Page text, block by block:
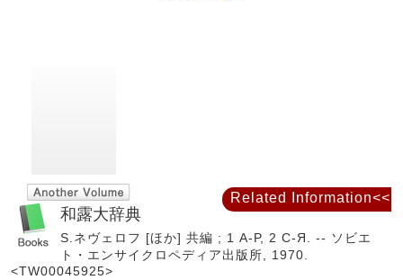
和露大辞典
S.ネヴェロフ [ほか] 共編 ; 1 А-Р, 2 С-Я. -- ソビエ
ト・エンサイクロペディア出版所, 1970.
<TW00045925>
Related Information<<